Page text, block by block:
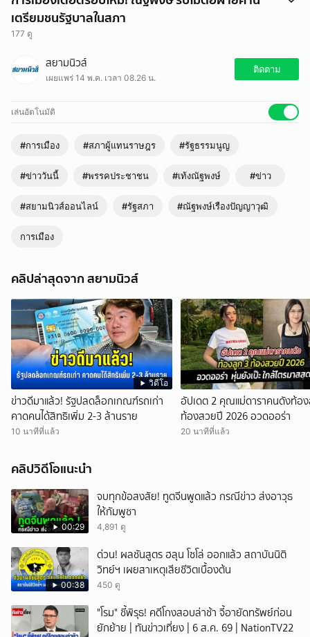
เตรียมชนรัฐบาลในสภา
177 ดู
สยามนิวส์
เผยแพร่ 14 พ.ค. เวลา 08.26 น.
ติดตาม
เล่นอัตโนมัติ
#การเมือง #สภาผู้แทนราษฎร #รัฐธรรมนูญ
#ข่าววันนี้ #พรรคประชาชน #เท้งณัฐพงษ์ #ข่าว
#สยามนิวส์ออนไลน์ #รัฐสภา #ณัฐพงษ์เรืองปัญญาวุฒิ
การเมือง
คลิปล่าสุดจาก สยามนิวส์
วิดีโอ
ข่าวดีมาแล้ว! รัฐปลดล็อกเกณฑ์รถเก่า
คาดคนได้สิทธิเพิ่ม 2-3 ล้านราย
10 นาทีที่แล้ว
อัปเดต 2 คุณแม่ดาราคนดังท้อ
ท้องสวยปี 2026 อวดออร่า
20 นาทีที่แล้ว
คลิปวิดีโอแนะนำ
00:29
จบทุกข้อสงสัย! ทูตจีนพูดแล้ว กรณีข่าว ส่งอาวุธ
ให้กัมพูชา
4,891 ดู
00:38
ด่วน! ผลชันสูตร ฮลุน โซโล่ ออกแล้ว สถาบันนิติ
วิทย์ฯ เผยสาเหตุเสียชีวิตเบื้องต้น
450 ดู
"โรม" ชี้พิรุธ! คดีโกงสอบล่าช้า จี้อายัดทรัพย์ก่อน
ยักย้าย | ทันข่าวเที่ยง | 6 ส.ค. 69 | NationTV22